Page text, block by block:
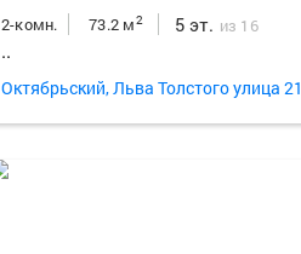
2-комн. 73.2 м2 5 эт. из 16
..
Октябрьский, Льва Толстого улица 21